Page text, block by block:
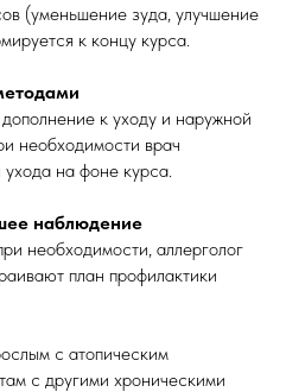
(уменьшение зуда, улучшение
к концу курса.
к уходу и наружной
необходимости врач
ухода на фоне курса.
наблюдение
необходимости, аллерголог
план профилактики
с атопическим
с другими хроническими